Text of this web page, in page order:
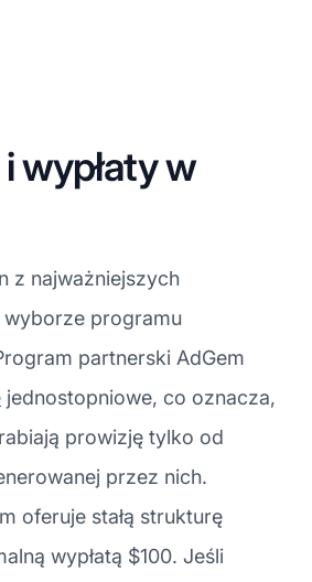
wypłaty w
z najważniejszych
programu
partnerski AdGem
jednostopniowe, co oznacza,
prowizję tylko od
przez nich.
oferuje stałą strukturę
wypłatą $100. Jeśli